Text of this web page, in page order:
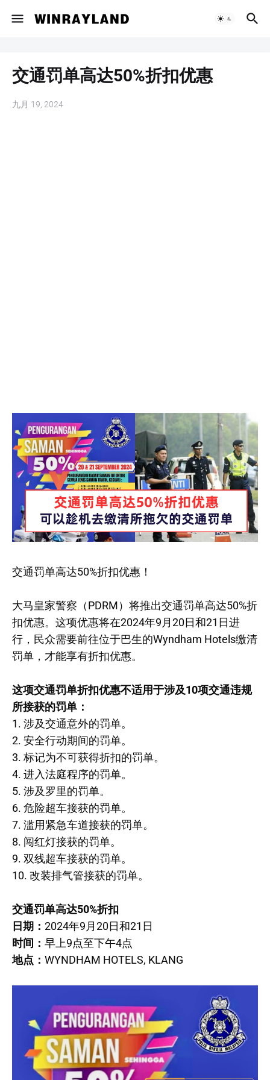
交通罚单高达50%折扣优惠
九月 19, 2024
交通罚单高达50%折扣优惠！
大马皇家警察（PDRM）将推出交通罚单高达50%折
扣优惠。这项优惠将在2024年9月20日和21日进
行，民众需要前往位于巴生的Wyndham Hotels缴清
罚单，才能享有折扣优惠。
这项交通罚单折扣优惠不适用于涉及10项交通违规
所接获的罚单：
1. 涉及交通意外的罚单。
2. 安全行动期间的罚单。
3. 标记为不可获得折扣的罚单。
4. 进入法庭程序的罚单。
5. 涉及罗里的罚单。
6. 危险超车接获的罚单。
7. 滥用紧急车道接获的罚单。
8. 闯红灯接获的罚单。
9. 双线超车接获的罚单。
10. 改装排气管接获的罚单。
交通罚单高达50%折扣
日期： 2024年9月20日和21日
时间： 早上9点至下午4点
地点： WYNDHAM HOTELS, KLANG